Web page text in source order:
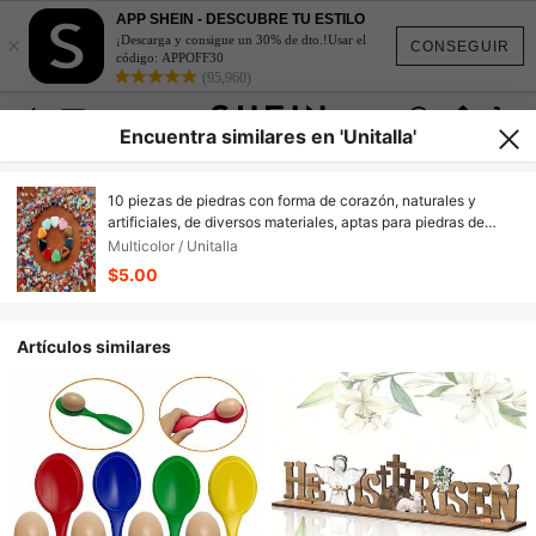
CONSEGUIR
×
APP SHEIN - DESCUBRE TU ESTILO
¡Descarga y consigue un 30% de dto.!Usar el
código: APPOFF30
(95,960)
Encuentra similares en 'Unitalla'
10 piezas de piedras con forma de corazón, naturales y
artificiales, de diversos materiales, aptas para piedras de
pulgar, decoraciones y complementos, con colores ricos y
textura suave
Multicolor / Unitalla
$5.00
Artículos similares